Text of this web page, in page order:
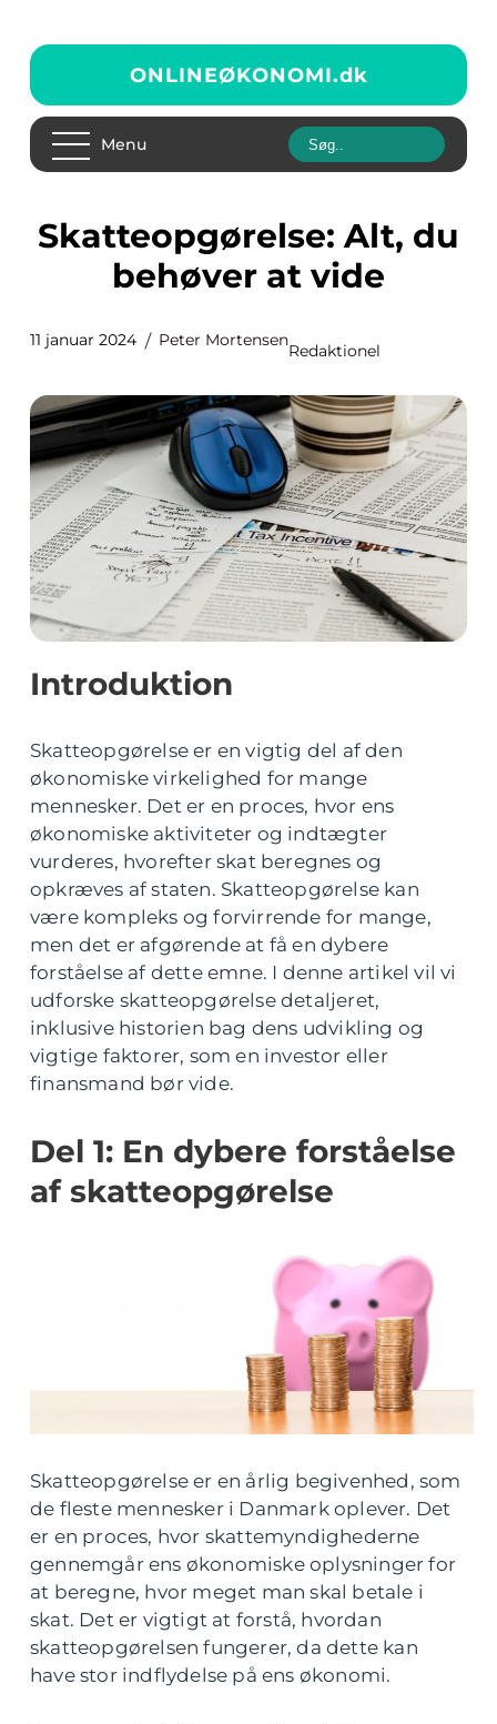
ONLINEØKONOMI.dk
Menu
Skatteopgørelse: Alt, du
behøver at vide
11 januar 2024 Peter Mortensen
Redaktionel
Introduktion
Skatteopgørelse er en vigtig del af den
økonomiske virkelighed for mange
mennesker. Det er en proces, hvor ens
økonomiske aktiviteter og indtægter
vurderes, hvorefter skat beregnes og
opkræves af staten. Skatteopgørelse kan
være kompleks og forvirrende for mange,
men det er afgørende at få en dybere
forståelse af dette emne. I denne artikel vil vi
udforske skatteopgørelse detaljeret,
inklusive historien bag dens udvikling og
vigtige faktorer, som en investor eller
finansmand bør vide.
Del 1: En dybere forståelse
af skatteopgørelse
Skatteopgørelse er en årlig begivenhed, som
de fleste mennesker i Danmark oplever. Det
er en proces, hvor skattemyndighederne
gennemgår ens økonomiske oplysninger for
at beregne, hvor meget man skal betale i
skat. Det er vigtigt at forstå, hvordan
skatteopgørelsen fungerer, da dette kan
have stor indflydelse på ens økonomi.